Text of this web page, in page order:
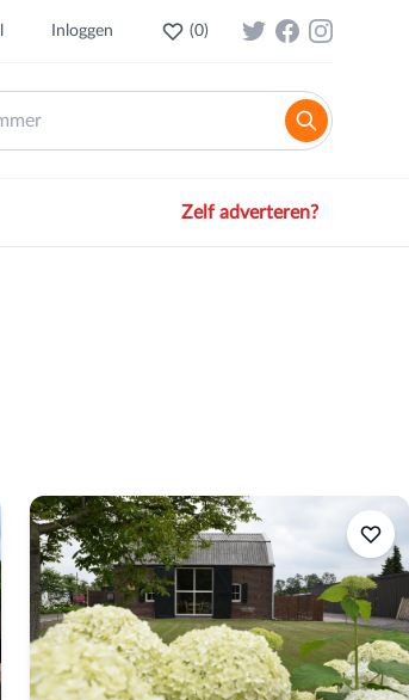
Inloggen (0)
Zelf adverteren?